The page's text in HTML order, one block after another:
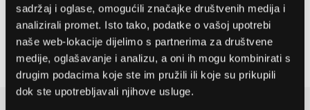
sadržaj i oglase, omogućili značajke društvenih medija i
analizirali promet. Isto tako, podatke o vašoj upotrebi
naše web-lokacije dijelimo s partnerima za društvene
medije, oglašavanje i analizu, a oni ih mogu kombinirati s
drugim podacima koje ste im pružili ili koje su prikupili
dok ste upotrebljavali njihove usluge.
Bijela
Visina
7,6 cm
Dubina
47 cm